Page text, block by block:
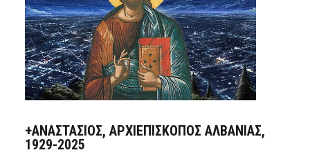
+ΑΝΑΣΤΆΣΙΟΣ, ΑΡΧΙΕΠΊΣΚΟΠΟΣ ΑΛΒΑΝΊΑΣ,
1929-2025